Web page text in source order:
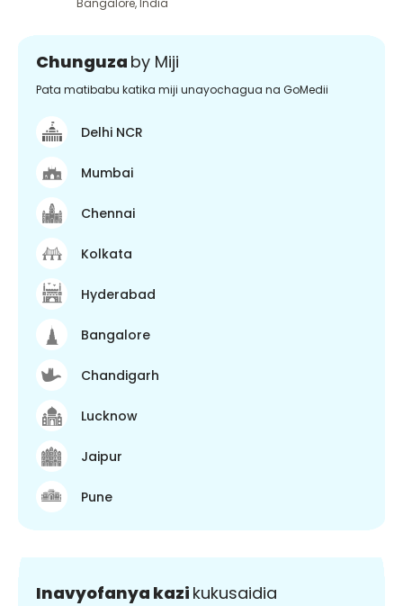
Bangalore,India
Chunguza by Miji
Pata matibabu katika miji unayochagua na GoMedii
Delhi NCR
Mumbai
Chennai
Kolkata
Hyderabad
Bangalore
Chandigarh
Lucknow
Jaipur
Pune
Inavyofanya kazi kukusaidia